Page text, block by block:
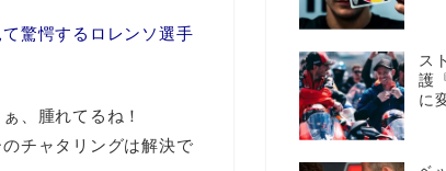
驚愕するロレンソ選手
、腫れてるね！
チャタリングは解決で
ス
護
に